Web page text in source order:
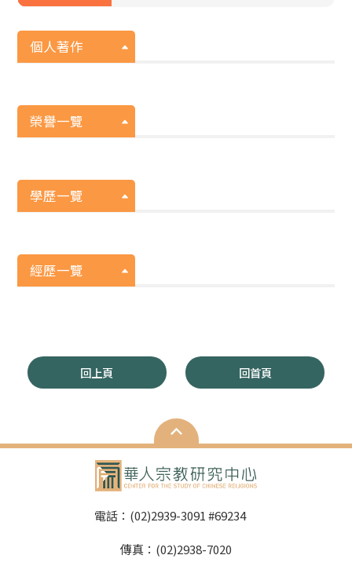
個人著作
榮譽一覽
學歷一覽
經歷一覽
回上頁 回首頁
電話：(02)2939-3091 #69234
傳真：(02)2938-7020